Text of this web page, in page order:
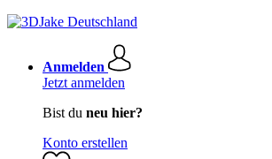
Anmelden
Jetzt anmelden
Bist du neu hier?
Konto erstellen